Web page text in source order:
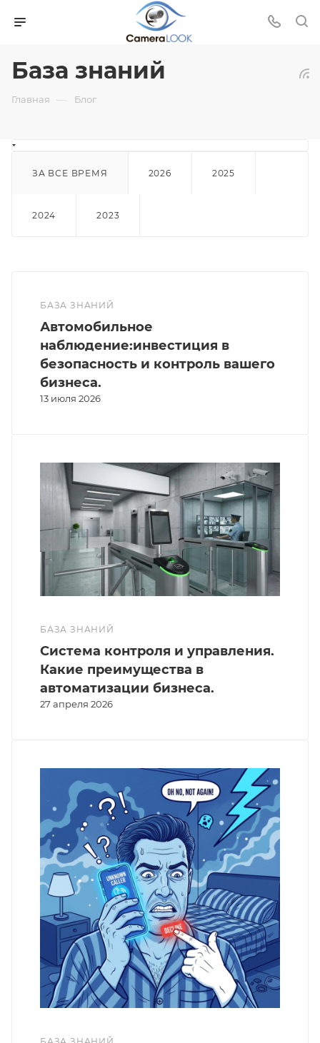
База знаний
Главная — Блог
ЗА ВСЕ ВРЕМЯ 2026 2025
2024 2023
БАЗА ЗНАНИЙ
13 июля 2026
Автомобильное
наблюдение:инвестиция в
безопасность и контроль вашего
бизнеса.
БАЗА ЗНАНИЙ
27 апреля 2026
Система контроля и управления.
Какие преимущества в
автоматизации бизнеса.